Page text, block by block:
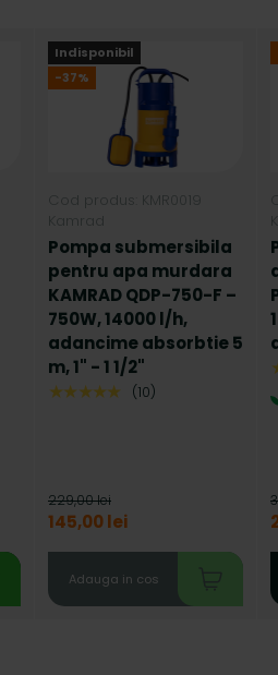
Indisponibil
-37%
Cod produs: KMR0019
Kamrad
Pompa submersibila
pentru apa murdara
KAMRAD QDP-750-F –
750W, 14000 l/h,
adancime absorbtie 5
m, 1" - 1 1/2"
★★★★★ (10)
145,00 lei
229,00 lei
Adauga in cos